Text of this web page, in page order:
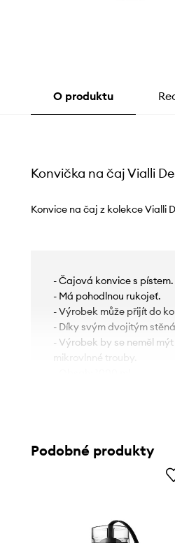
O produktu
Konvička na čaj Vialli
Konvice na čaj z kolekce Vialli
- Čajová konvice s pístem.
- Má pohodlnou rukojeť.
- Výrobek může přijít do
- Díky svým dvojitým
- Výrobek by se neměl
mikrovlnné trouby.
Podobné produkty